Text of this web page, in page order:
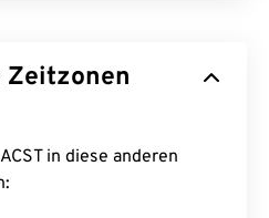
Zeitzonen
in diese anderen